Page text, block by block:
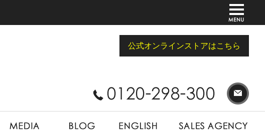
公式オンラインストアはこちら